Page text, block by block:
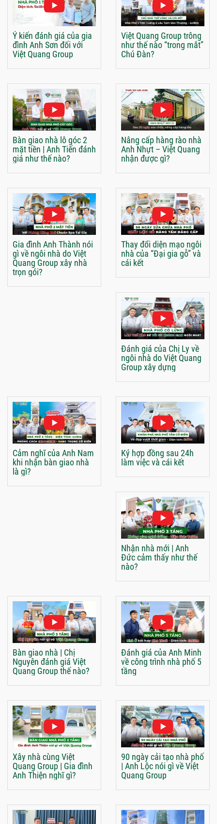
Ý kiến đánh giá của gia
đình Anh Sơn đối với
Việt Quang Group
Việt Quang Group trông
như thế nào “trong mắt”
Chú Đàn?
Bàn giao nhà lô góc 2
mặt tiền | Anh Tiến đánh
giá như thế nào?
Nâng cấp hàng rào nhà
Anh Nhựt – Việt Quang
nhận được gì?
Gia đình Anh Thành nói
gì về ngôi nhà do Việt
Quang Group xây nhà
trọn gói?
Thay đổi diện mạo ngôi
nhà của “Đại gia gỗ” và
cái kết
Đánh giá của Chị Ly về
ngôi nhà do Việt Quang
Group xây dựng
Cảm nghĩ của Anh Nam
khi nhận bàn giao nhà
là gì?
Ký hợp đồng sau 24h
làm việc và cái kết
Nhận nhà mới | Anh
Đức cảm thấy như thế
nào?
Bàn giao nhà | Chị
Nguyên đánh giá Việt
Quang Group thế nào?
Đánh giá của Anh Minh
về công trình nhà phố 5
tầng
Xây nhà cùng Việt
Quang Group | Gia đình
Anh Thiện nghĩ gì?
90 ngày cải tạo nhà phố
| Anh Lộc nói gì về Việt
Quang Group